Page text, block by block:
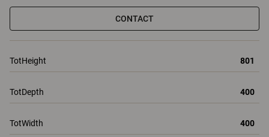
CONTACT
TotHeight 801
TotDepth 400
TotWidth 400